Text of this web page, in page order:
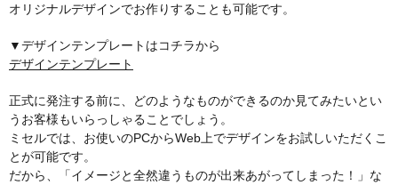
オリジナルデザインでお作りすることも可能です。
▼デザインテンプレートはコチラから
デザインテンプレート
正式に発注する前に、どのようなものができるのか見てみたいとい
うお客様もいらっしゃることでしょう。
ミセルでは、お使いのPCからWeb上でデザインをお試しいただくこ
とが可能です。
だから、「イメージと全然違うものが出来あがってしまった！」な